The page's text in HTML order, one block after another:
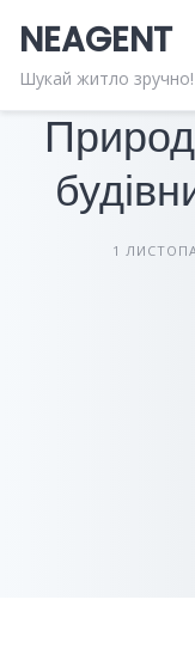
content
NEAGENT
Шукай житло зручно!
1